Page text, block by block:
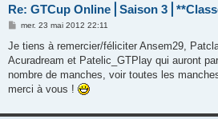
Re: GTCup Online⎪Saison
M
s
a
g
mer. 23 mai 2012 22:11
Je tiens à remercier/féliciter Ansem29,
Acuradream et Patelic_GTPlay qui auront
nombre de manches, voir toutes les
merci à vous !